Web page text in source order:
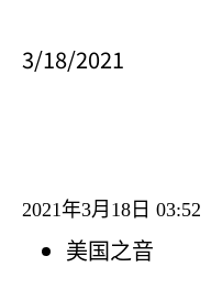
3/18/2021
2021年3月 18 日 03:52
美国之音